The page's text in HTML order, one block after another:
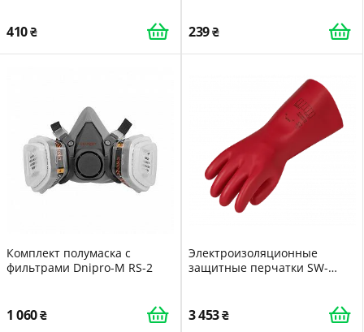
410 239
Комплект полумаска с
фильтрами Dnipro-M RS-2
1 060
Электроизоляционные
защитные перчатки SW-
3 453